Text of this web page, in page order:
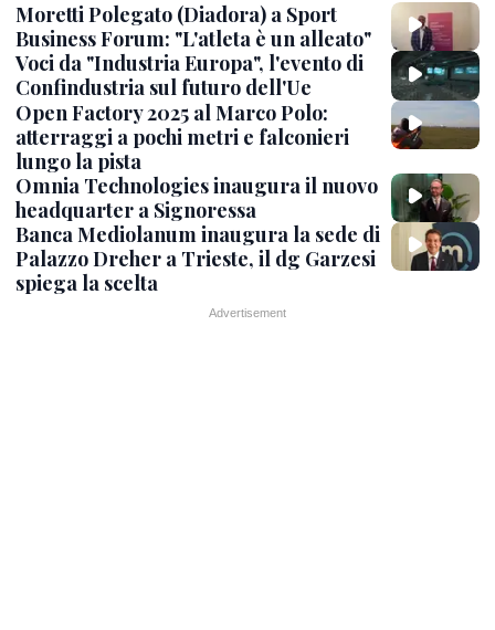
Moretti Polegato (Diadora) a Sport
Business Forum: "L'atleta è un alleato"
Voci da "Industria Europa", l'evento di
Confindustria sul futuro dell'Ue
Open Factory 2025 al Marco Polo:
atterraggi a pochi metri e falconieri
lungo la pista
Omnia Technologies inaugura il nuovo
headquarter a Signoressa
Banca Mediolanum inaugura la sede di
Palazzo Dreher a Trieste, il dg Garzesi
spiega la scelta